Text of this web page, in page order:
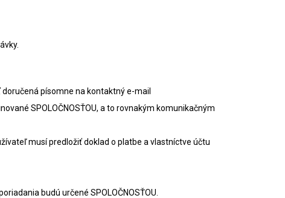
písomne na kontaktný e-mail
SPOLOČNOSŤOU, a to rovnakým komunikačným
musí predložiť doklad o platbe a vlastníctve účtu
budú určené SPOLOČNOSŤOU.